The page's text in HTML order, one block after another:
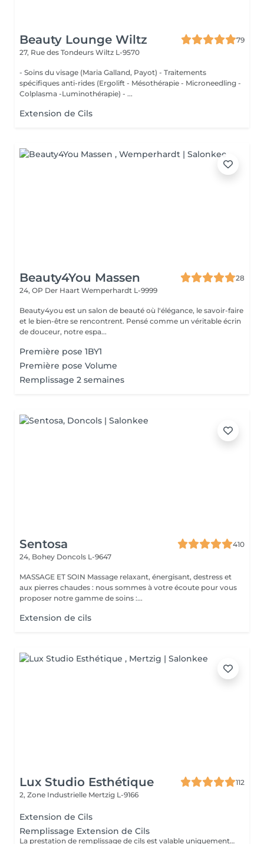
Beauty Lounge Wiltz
79
27, Rue des Tondeurs Wiltz L-9570
- Soins du visage (Maria Galland, Payot) - Traitements
spécifiques anti-rides (Ergolift - Mésothérapie - Microneedling -
Colplasma -Luminothérapie) - ...
Extension de Cils
Beauty4You Massen
28
24, OP Der Haart Wemperhardt L-9999
Beauty4you est un salon de beauté où l'élégance, le savoir-faire
et le bien-être se rencontrent. Pensé comme un véritable écrin
de douceur, notre espa...
Première pose 1BY1
Première pose Volume
Remplissage 2 semaines
Sentosa
410
24, Bohey Doncols L-9647
MASSAGE ET SOIN Massage relaxant, énergisant, destress et
aux pierres chaudes : nous sommes à votre écoute pour vous
proposer notre gamme de soins :...
Extension de cils
Lux Studio Esthétique
112
2, Zone Industrielle Mertzig L-9166
Extension de Cils
Remplissage Extension de Cils
La prestation de remplissage de cils est valable uniquement pour les clients ayant réalisé leur première pose chez LuxStudio. Si vous avez fait votre première pose dans un autre salon, vous devrez réserver une pose complète de cils afin de bénéficier de notre garantie, même pour les cils que vous avez déjà.